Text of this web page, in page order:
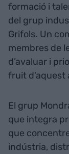
formació i
del grup
Grifols. Un
membres de
d’avaluar i
fruit d’aquest
El grup
que integra
que
indústria,